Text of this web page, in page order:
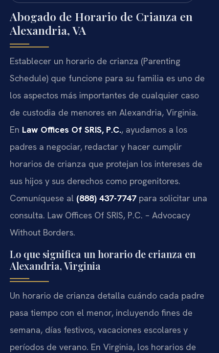
Abogado de Horario de Crianza en
Alexandria, VA
Establecer un horario de crianza (Parenting
Schedule) que funcione para su familia es uno de
los aspectos más importantes de cualquier caso
de custodia de menores en Alexandria, Virginia.
En Law Offices Of SRIS, P.C., ayudamos a los
padres a negociar, redactar y hacer cumplir
horarios de crianza que protejan los intereses de
sus hijos y sus derechos como progenitores.
Comuníquese al (888) 437-7747 para solicitar una
consulta. Law Offices Of SRIS, P.C. – Advocacy
Without Borders.
Lo que significa un horario de crianza en
Alexandria, Virginia
Un horario de crianza detalla cuándo cada padre
pasa tiempo con el menor, incluyendo fines de
semana, días festivos, vacaciones escolares y
períodos de verano. En Virginia, los horarios de